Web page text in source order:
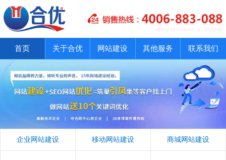
首页 关于合优 网站建设 其他服务 联系我们
企业网站建设 移动网站建设 商城网站建设